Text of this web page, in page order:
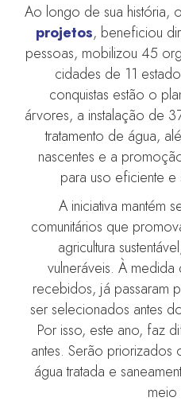
Ao longo de sua história,
projetos, beneficiou
pessoas, mobilizou 45
cidades de 11
conquistas estão o
árvores, a instalação de
tratamento de água,
nascentes e a
para uso eficiente e
A iniciativa mantém
comunitários que
agricultura
vulneráveis. À
recebidos, já passaram
ser selecionados antes
Por isso, este ano, faz
antes. Serão priorizados
água tratada e
meio